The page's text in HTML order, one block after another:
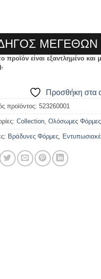
ΜΕΓΕΘΩΝ
προϊόν είναι εξαντλημένο και
Προσθήκη στα
προϊόντος: 523260001
Collection, Ολόσωμες Φόρμες
Βράδυνες Φόρμες,